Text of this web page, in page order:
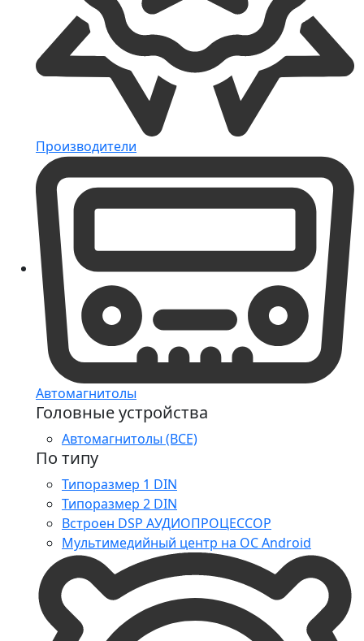
Производители
Автомагнитолы
Головные устройства
Автомагнитолы (ВСЕ)
По типу
Типоразмер 1 DIN
Типоразмер 2 DIN
Встроен DSP АУДИОПРОЦЕССОР
Мультимедийный центр на ОС Android